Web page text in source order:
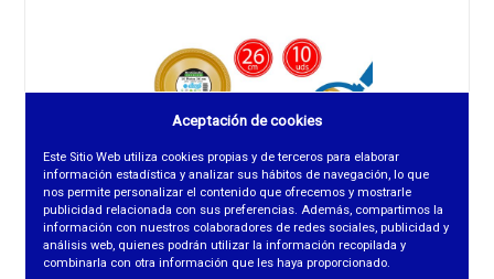
Aceptación de cookies
Este Sitio Web utiliza cookies propias y de terceros para elaborar
información estadística y analizar sus hábitos de navegación, lo que
nos permite personalizar el contenido que ofrecemos y mostrarle
publicidad relacionada con sus preferencias. Además, compartimos la
información con nuestros colaboradores de redes sociales, publicidad y
análisis web, quienes podrán utilizar la información recopilada y
combinarla con otra información que les haya proporcionado.